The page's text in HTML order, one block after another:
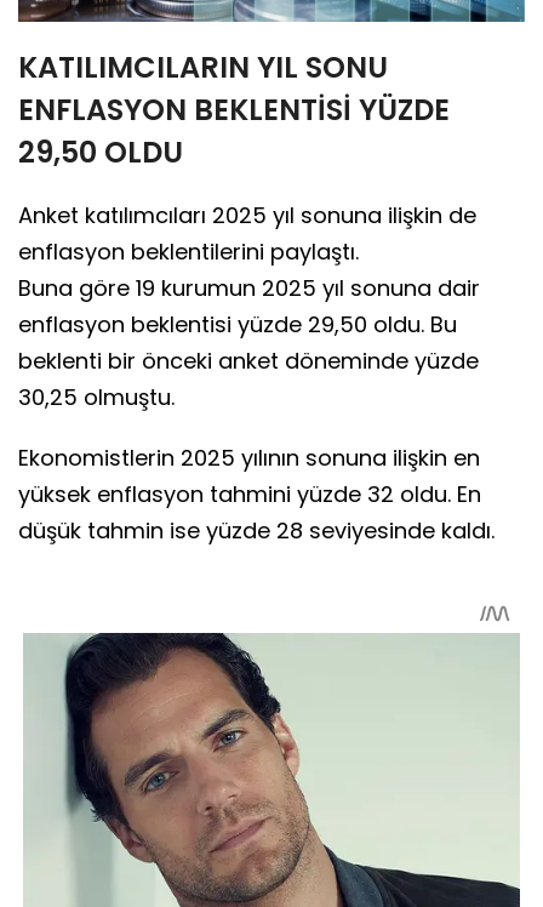
KATILIMCILARIN YIL SONU
ENFLASYON BEKLENTİSİ YÜZDE
29,50 OLDU
Anket katılımcıları 2025 yıl sonuna ilişkin de
enflasyon beklentilerini paylaştı.
Buna göre 19 kurumun 2025 yıl sonuna dair
enflasyon beklentisi yüzde 29,50 oldu. Bu
beklenti bir önceki anket döneminde yüzde
30,25 olmuştu.
Ekonomistlerin 2025 yılının sonuna ilişkin en
yüksek enflasyon tahmini yüzde 32 oldu. En
düşük tahmin ise yüzde 28 seviyesinde kaldı.